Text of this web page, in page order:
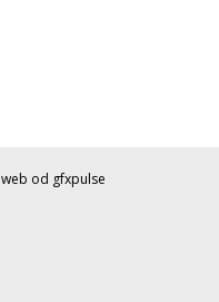
web od gfxpulse